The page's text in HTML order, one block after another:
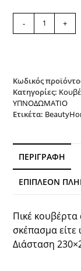
Εκρού
Beauty
Home
ποσότητα
- +
Κωδικός
Κατηγορίες:
ΥΠΝΟΔΩΜΑΤΙΟ
Ετικέτα:
ΠΕΡΙΓΡΑΦΉ
ΕΠΙΠΛΈΟΝ
Πικέ κουβέρτα
σκέπασμα είτε
Διάσταση